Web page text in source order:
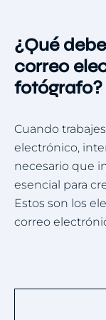
¿Qué
correo
fotógrafo?
Cuando
electrónico,
necesario que
esencial para
Estos son los
correo